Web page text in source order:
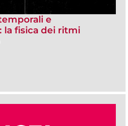
e
fisica dei ritmi